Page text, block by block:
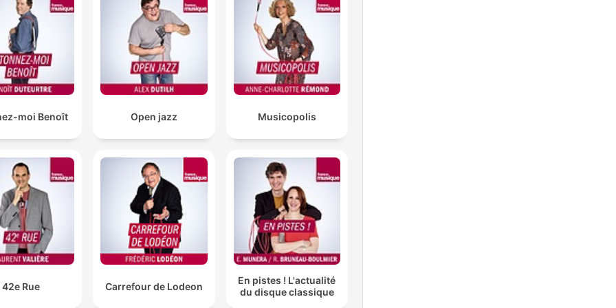
moi Benoît Open jazz Musicopolis
42e Rue Carrefour de Lodeon
En pistes ! L'actualité
du disque classique